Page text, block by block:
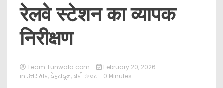
रेलवे स्टेशन का व्यापक
निरीक्षण
Team Tunwala.com
February 20, 2026
in उत्तराखंड,देहरादून,बड़ी खबर - 0 Minutes